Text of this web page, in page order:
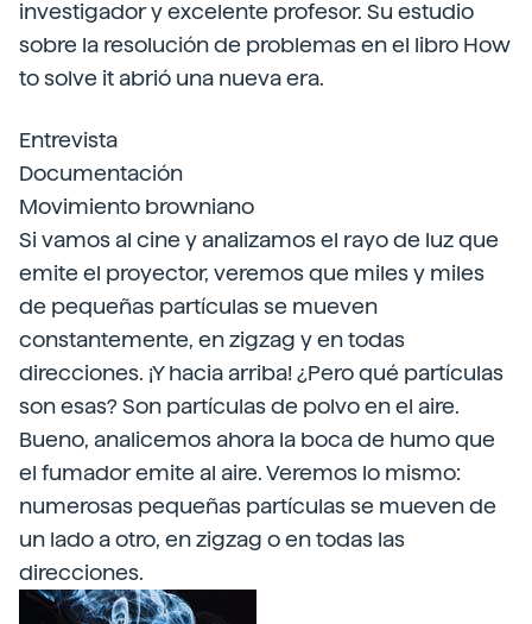
investigador y excelente profesor. Su estudio
sobre la resolución de problemas en el libro How
to solve it abrió una nueva era.
Entrevista
Documentación
Movimiento browniano
Si vamos al cine y analizamos el rayo de luz que
emite el proyector, veremos que miles y miles
de pequeñas partículas se mueven
constantemente, en zigzag y en todas
direcciones. ¡Y hacia arriba! ¿Pero qué partículas
son esas? Son partículas de polvo en el aire.
Bueno, analicemos ahora la boca de humo que
el fumador emite al aire. Veremos lo mismo:
numerosas pequeñas partículas se mueven de
un lado a otro, en zigzag o en todas las
direcciones.